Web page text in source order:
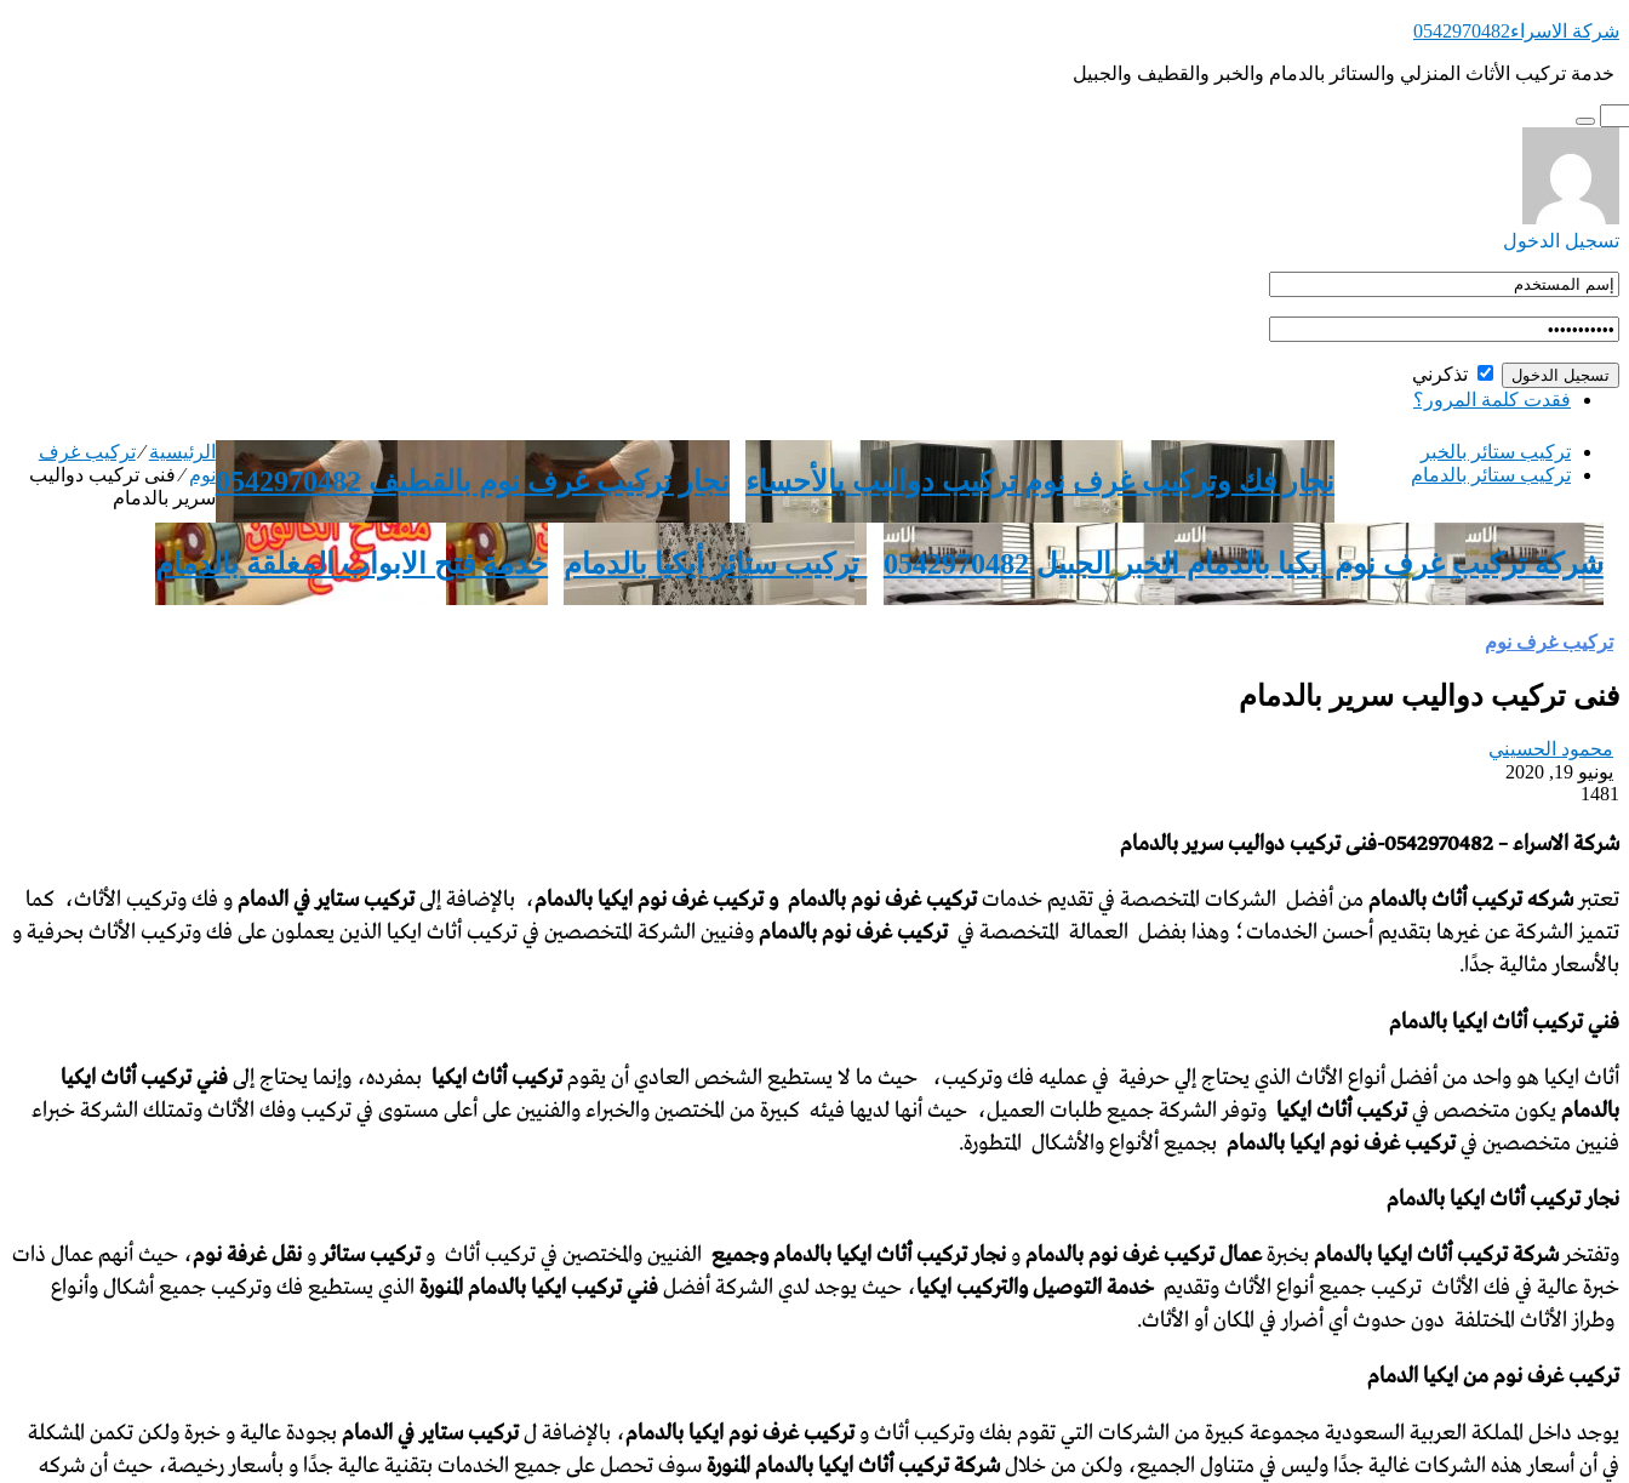
التجاوز
المحتوى
شركة الاسراء0542970482
‏ ‏خدمة تركيب الأثاث المنزلي والستائر بالدمام والخبر والقطيف والجبيل
تسجيل الدخول
تذكرني
فقدت كلمة المرور؟
‏تركيب ستائر بالخبر
‏تركيب ستائر بالدمام
نجار ‏فك وتركيب غرف نوم تركيب دواليب بالأحساء نجار تركيب غرف نوم بالقطيف 0542970482
شركة تركيب غرف نوم ايكيا بالدمام الخبر الجبيل 0542970482 ‏ تركيب ستائر أيكيا بالدمام ‏خدمة فتح الابواب المغلقة بالدمام
الرئيسية⁄تركيب غرف
نوم⁄فنى تركيب دواليب
سرير بالدمام
تركيب غرف نوم
فنى تركيب دواليب سرير بالدمام
محمود الحسيني
يونيو 19, 2020
1481
شركة الاسراء – 0542970482-فنى تركيب دواليب سرير بالدمام
تعتبرشركه تركيب أثاث بالدمام من أفضل الشركات المتخصصة في تقديم خدماتتركيب غرف نوم بالدمام و تركيب غرف نوم ايكيا بالدمام، بالإضافة إلىتركيب ستاير في الدمامو فك وتركيب الأثاث، كما
تتميز الشركة عن غيرها بتقديم أحسن الخدمات؛ وهذا بفضل العمالة المتخصصة فيتركيب غرف نوم بالدماموفنيين الشركة المتخصصين في تركيب أثاث ايكيا الذين يعملون على فك وتركيب الأثاث بحرفية و
بالأسعار مثالية جدًا.
فني تركيب أثاث ايكيا بالدمام
أثاث ايكيا هو واحد من أفضل أنواع الأثاث الذي يحتاج إلي حرفية في عمليه فك وتركيب، حيث ما لا يستطيع الشخص العادي أن يقومتركيب أثاث ايكيا بمفرده، وإنما يحتاج إلىفني تركيب أثاث ايكيا
بالدمام يكون متخصص فيتركيب أثاث ايكيا وتوفر الشركة جميع طلبات العميل، حيث أنها لديها فيئه كبيرة من المختصين والخبراء والفنيين على أعلى مستوى في تركيب وفك الأثاث وتمتلك الشركة خبراء
فنيين متخصصين فيتركيب غرف نوم ايكيا بالدمام بجميع ألأنواع والأشكال المتطورة.
نجار تركيب أثاث ايكيا بالدمام
وتفتخرشركة تركيب أثاث ايكيا بالدمام بخبرةعمال تركيب غرف نوم بالدمامو نجار تركيب أثاث ايكيا بالدمام وجميع الفنيين والمختصين في تركيب أثاث وتركيب ستائرو نقل غرفة نوم، حيث أنهم عمال ذات
خبرة عالية في فك الأثاث تركيب جميع أنواع الأثاث وتقديمخدمة التوصيل والتركيب ايكيا، حيث يوجد لدي الشركة أفضلفني تركيب ايكيا بالدمام المنورة الذي يستطيع فك وتركيب جميع أشكال وأنواع
وطراز الأثاث المختلفة دون حدوث أي أضرار في المكان أو الأثاث.
تركيب غرف نوم من ايكيا الدمام
يوجد داخل المملكة العربية السعودية مجموعة كبيرة من الشركات التي تقوم بفك وتركيب أثاث وتركيب غرف نوم ايكيا بالدمام، بالإضافة لتركيب ستاير في الدمام بجودة عالية و خبرة ولكن تكمن المشكلة
في أن أسعار هذه الشركات غالية جدًا وليس في متناول الجميع، ولكن من خلالشركة تركيب أثاث ايكيا بالدمام المنورةسوف تحصل على جميع الخدمات بتقنية عالية جدًا و بأسعار رخيصة، حيث أن شركه